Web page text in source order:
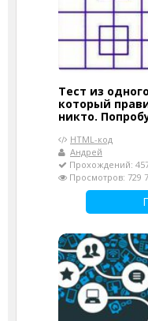
Тест из
который
никто.
HTML-код
Андрей
Прохождений:
Просмотров: 729